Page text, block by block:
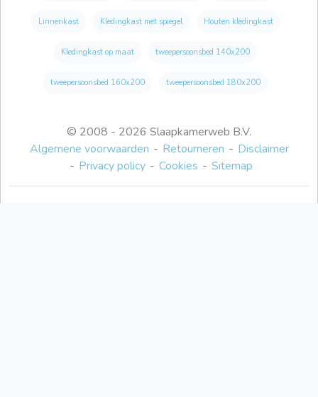
© 2008 - 2026 Slaapkamerweb B.V.
Algemene voorwaarden
Retourneren
Disclaimer
Privacy policy
Cookies Sitemap
Linnenkast Kledingkast met spiegel Houten kledingkast
Kledingkast op maat tweepersoonsbed 140x200
tweepersoonsbed 160x200 tweepersoonsbed 180x200